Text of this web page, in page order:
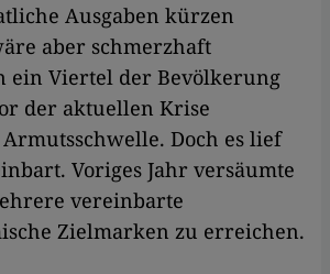
Ausgaben kürzen
aber schmerzhaft
ein Viertel der Bevölkerung
der aktuellen Krise
Doch es lief
Voriges Jahr versäumte
vereinbarte
Zielmarken zu erreichen.